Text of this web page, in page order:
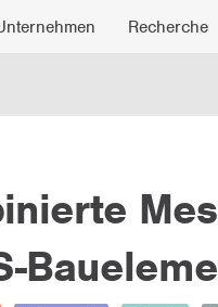
Recherche